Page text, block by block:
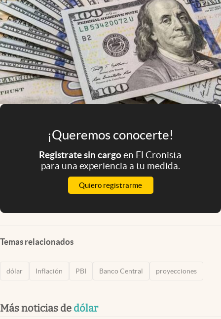
Mundial 2026
Eventos Corporativos
El Cronista Studio
Mediakit
abre en nueva pestaña
Argentina
¡Queremos conocerte!
Registrate sin cargoen El Cronista
para una experiencia a tu medida.
Quiero registrarme
Temas relacionados
dólar Inflación PBI Banco Central proyecciones
Más noticias de dólar